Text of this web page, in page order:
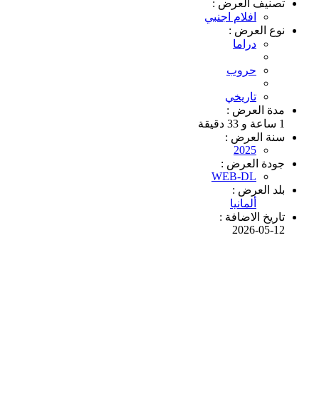
تصنيف العرض :
افلام اجنبي
نوع العرض :
دراما
حروب
تاريخي
مدة العرض :
1 ساعة و 33 دقيقة
سنة العرض :
2025
جودة العرض :
WEB-DL
بلد العرض :
ألمانيا
تاريخ الاضافة :
2026-05-12